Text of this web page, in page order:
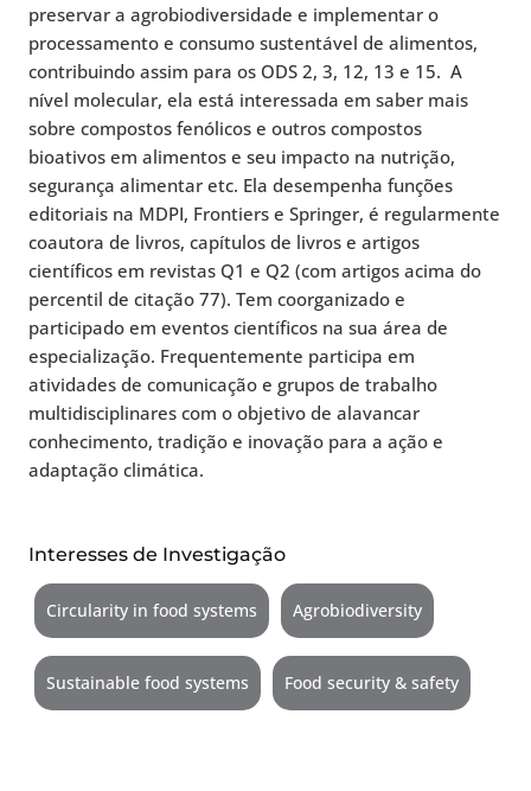
preservar a agrobiodiversidade e implementar o
processamento e consumo sustentável de alimentos,
contribuindo assim para os ODS 2, 3, 12, 13 e 15. A
nível molecular, ela está interessada em saber mais
sobre compostos fenólicos e outros compostos
bioativos em alimentos e seu impacto na nutrição,
segurança alimentar etc. Ela desempenha funções
editoriais na MDPI, Frontiers e Springer, é regularmente
coautora de livros, capítulos de livros e artigos
científicos em revistas Q1 e Q2 (com artigos acima do
percentil de citação 77). Tem coorganizado e
participado em eventos científicos na sua área de
especialização. Frequentemente participa em
atividades de comunicação e grupos de trabalho
multidisciplinares com o objetivo de alavancar
conhecimento, tradição e inovação para a ação e
adaptação climática.
Interesses de Investigação
Circularity in food systems Agrobiodiversity
Sustainable food systems Food security & safety